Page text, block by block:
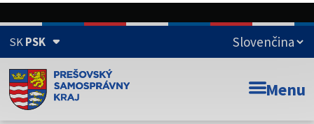
SKPSK
Doména psk.sk je oficiálna
Toto je oficiálna webová stránka Prešovského
Menu